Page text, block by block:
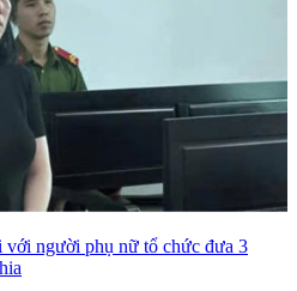
với người phụ nữ tổ chức đưa 3